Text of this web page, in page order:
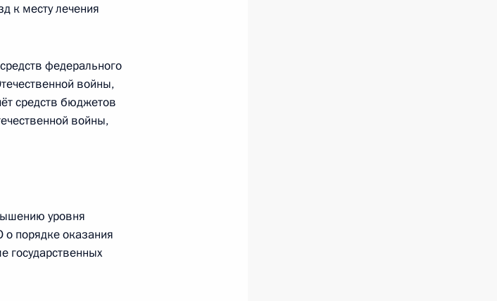
к месту лечения
федерального
войны,
средств бюджетов
войны,
уровня
порядке оказания
государственных